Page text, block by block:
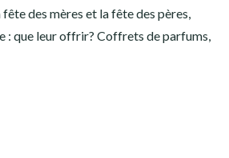
fête des mères et la fête des pères,
: que leur offrir? Coffrets de parfums,